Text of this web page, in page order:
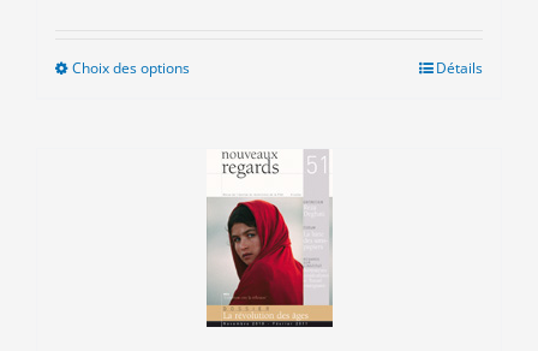
Choix des optionsCe
plusieurs
variations.
Les
options
peuvent
être
choisies
sur
Détails